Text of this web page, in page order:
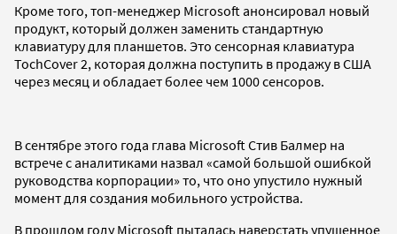
Кроме того, топ-менеджер Microsoft анонсировал новый
продукт, который должен заменить стандартную
клавиатуру для планшетов. Это сенсорная клавиатура
TochCover 2, которая должна поступить в продажу в США
через месяц и обладает более чем 1000 сенсоров.
В сентябре этого года глава Microsoft Стив Балмер на
встрече с аналитиками назвал «самой большой ошибкой
руководства корпорации» то, что оно упустило нужный
момент для создания мобильного устройства.
В прошлом году Microsoft пыталась наверстать упущенное